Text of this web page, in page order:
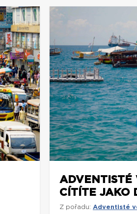
ADVENTISTÉ
CÍTÍTE JAKO
Z pořadu: Adventisté